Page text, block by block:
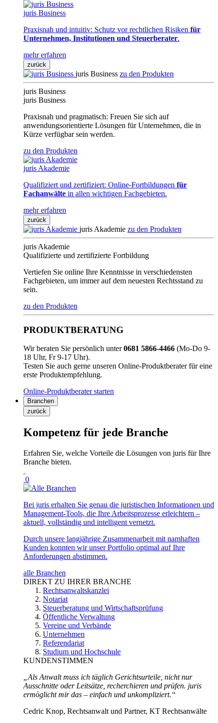
juris Business
Praxisnah und intuitiv: Schutz vor rechtlichen Risiken für
Unternehmen, Institutionen und Steuerberater.
mehr erfahren
zurück
juris Business zu den Produkten
juris Business
juris Business
Praxisnah und pragmatisch: Freuen Sie sich auf
anwendungsorientierte Lösungen für Unternehmen, die in
Kürze verfügbar sein werden.
zu den Produkten
juris Akademie
Qualifiziert und zertifiziert: Online-Fortbildungen für
Fachanwälte in allen wichtigen Fachgebieten.
mehr erfahren
zurück
juris Akademie zu den Produkten
juris Akademie
Qualifizierte und zertifizierte Fortbildung
Vertiefen Sie online Ihre Kenntnisse in verschiedensten
Fachgebieten, um immer auf dem neuesten Rechtsstand zu
sein.
zu den Produkten
PRODUKTBERATUNG
Wir beraten Sie persönlich unter0681 5866-4466 (Mo-Do 9-
18 Uhr, Fr 9-17 Uhr).
Testen Sie auch gerne unseren Online-Produktberater für eine
erste Produktempfehlung.
Online-Produktberater starten
Branchen
zurück
Kompetenz für jede Branche
Erfahren Sie, welche Vorteile die Lösungen von juris für Ihre
Branche bieten.
0
Bei juris erhalten Sie genau die juristischen Informationen und
Management-Tools, die Ihre Arbeitsprozesse erleichtern –
aktuell, vollständig und intelligent vernetzt.
Durch unsere langjährige Zusammenarbeit mit namhaften
Kunden konnten wir unser Portfolio optimal auf Ihre
Anforderungen abstimmen.
alle Branchen
DIREKT ZU IHRER BRANCHE
Rechtsanwaltskanzlei
Notariat
Steuerberatung und Wirtschaftsprüfung
Öffentliche Verwaltung
Vereine und Verbände
Unternehmen
Referendariat
Studium und Hochschule
KUNDENSTIMMEN
„Als Anwalt muss ich täglich Gerichtsurteile, nicht nur
Ausschnitte oder Leitsätze, recherchieren und prüfen. juris
ermöglicht mir das – einfach und unkompliziert.“
Cedric Knop, Rechtsanwalt und Partner, KT Rechtsanwälte